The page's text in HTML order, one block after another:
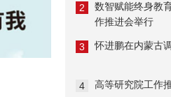
2
数智赋能终身教
作推进会举行
3 怀进鹏在内蒙古
4 高等研究院工作